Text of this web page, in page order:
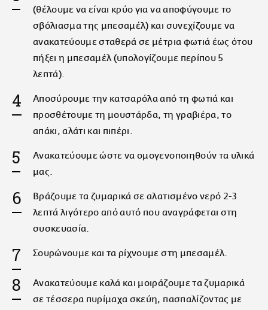
(θέλουμε να είναι κρύο για να αποφύγουμε το
σβόλιασμα της μπεσαμέλ) και συνεχίζουμε να
ανακατεύουμε σταθερά σε μέτρια φωτιά έως ότου
πήξει η μπεσαμέλ (υπολογίζουμε περίπου 5
λεπτά).
Αποσύρουμε την κατσαρόλα από τη φωτιά και
προσθέτουμε τη μουστάρδα, τη γραβιέρα, το
απάκι, αλάτι και πιπέρι.
Ανακατεύουμε ώστε να ομογενοποιηθούν τα υλικά
μας.
Βράζουμε τα ζυμαρικά σε αλατισμένο νερό 2-3
λεπτά λιγότερο από αυτό που αναγράφεται στη
συσκευασία.
Σουρώνουμε και τα ρίχνουμε στη μπεσαμέλ.
Ανακατεύουμε καλά και μοιράζουμε τα ζυμαρικά
σε τέσσερα πυρίμαχα σκεύη, πασπαλίζοντας με